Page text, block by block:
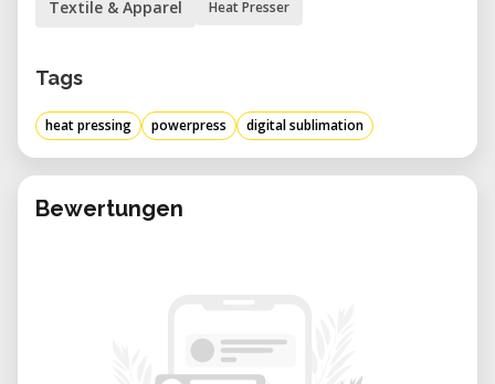
Textile & Apparel Heat Presser
Tags
heat pressing powerpress digital sublimation
Bewertungen